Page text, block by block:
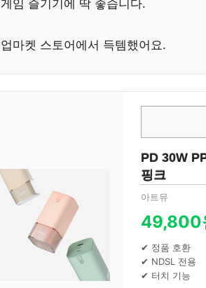
게임 즐기기에 딱 좋습니다.
업마켓 스토어에서 득템했어요.
PD 30W
핑크
아트뮤
49,800
✔ 정품 호환
✔ NDSL 전용
✔ 터치 기능